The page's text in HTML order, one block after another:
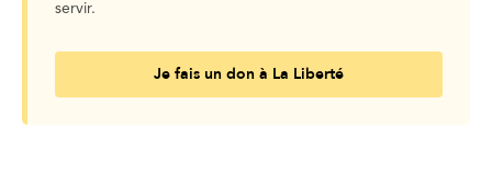
servir.
Je fais un don à La Liberté